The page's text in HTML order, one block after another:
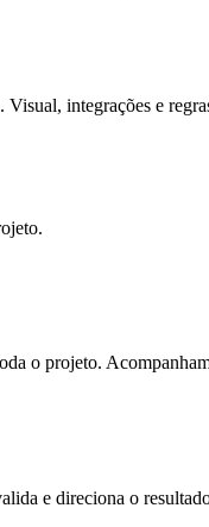
integrações e
o projeto.
e direciona o